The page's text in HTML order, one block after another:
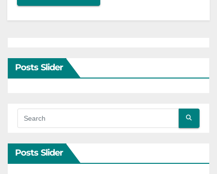
Posts Slider
Posts Slider